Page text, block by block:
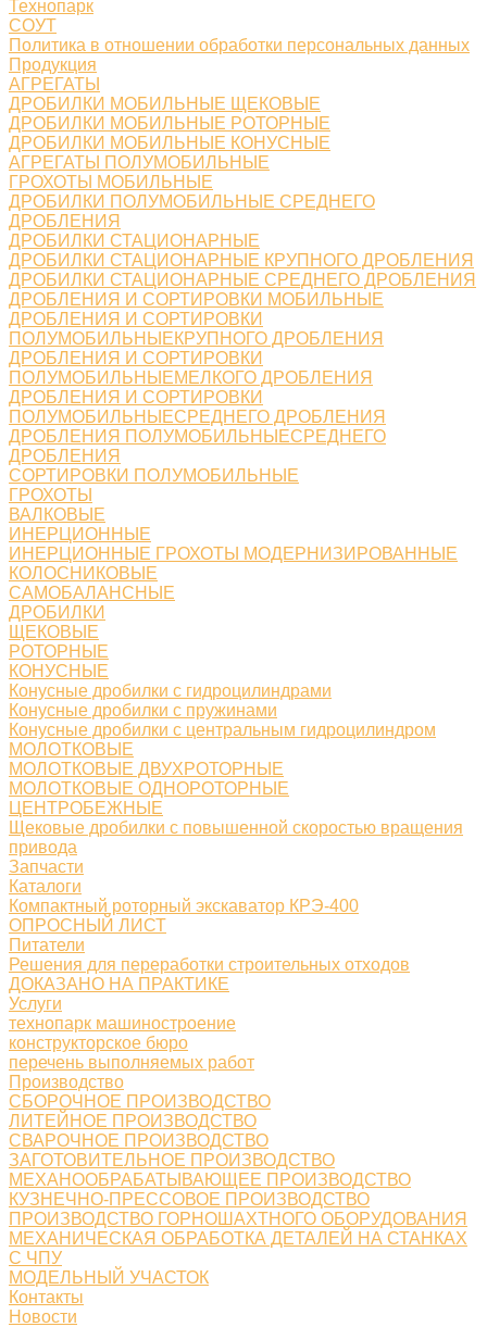
Технопарк
СОУТ
Политика в отношении обработки персональных данных
Продукция
АГРЕГАТЫ
ДРОБИЛКИ МОБИЛЬНЫЕ ЩЕКОВЫЕ
ДРОБИЛКИ МОБИЛЬНЫЕ РОТОРНЫЕ
ДРОБИЛКИ МОБИЛЬНЫЕ КОНУСНЫЕ
АГРЕГАТЫ ПОЛУМОБИЛЬНЫЕ
ГРОХОТЫ МОБИЛЬНЫЕ
ДРОБИЛКИ ПОЛУМОБИЛЬНЫЕ СРЕДНЕГО
ДРОБЛЕНИЯ
ДРОБИЛКИ СТАЦИОНАРНЫЕ
ДРОБИЛКИ СТАЦИОНАРНЫЕ КРУПНОГО ДРОБЛЕНИЯ
ДРОБИЛКИ СТАЦИОНАРНЫЕ СРЕДНЕГО ДРОБЛЕНИЯ
ДРОБЛЕНИЯ И СОРТИРОВКИ МОБИЛЬНЫЕ
ДРОБЛЕНИЯ И СОРТИРОВКИ
ПОЛУМОБИЛЬНЫЕКРУПНОГО ДРОБЛЕНИЯ
ДРОБЛЕНИЯ И СОРТИРОВКИ
ПОЛУМОБИЛЬНЫЕМЕЛКОГО ДРОБЛЕНИЯ
ДРОБЛЕНИЯ И СОРТИРОВКИ
ПОЛУМОБИЛЬНЫЕСРЕДНЕГО ДРОБЛЕНИЯ
ДРОБЛЕНИЯ ПОЛУМОБИЛЬНЫЕСРЕДНЕГО
ДРОБЛЕНИЯ
СОРТИРОВКИ ПОЛУМОБИЛЬНЫЕ
ГРОХОТЫ
ВАЛКОВЫЕ
ИНЕРЦИОННЫЕ
ИНЕРЦИОННЫЕ ГРОХОТЫ МОДЕРНИЗИРОВАННЫЕ
КОЛОСНИКОВЫЕ
САМОБАЛАНСНЫЕ
ДРОБИЛКИ
ЩЕКОВЫЕ
РОТОРНЫЕ
КОНУСНЫЕ
Конусные дробилки с гидроцилиндрами
Конусные дробилки с пружинами
Конусные дробилки с центральным гидроцилиндром
МОЛОТКОВЫЕ
МОЛОТКОВЫЕ ДВУХРОТОРНЫЕ
МОЛОТКОВЫЕ ОДНОРОТОРНЫЕ
ЦЕНТРОБЕЖНЫЕ
Щековые дробилки с повышенной скоростью вращения
привода
Запчасти
Каталоги
Компактный роторный экскаватор КРЭ-400
ОПРОСНЫЙ ЛИСТ
Питатели
Решения для переработки строительных отходов
ДОКАЗАНО НА ПРАКТИКЕ
Услуги
технопарк машиностроение
конструкторское бюро
перечень выполняемых работ
Производство
СБОРОЧНОЕ ПРОИЗВОДСТВО
ЛИТЕЙНОЕ ПРОИЗВОДСТВО
СВАРОЧНОЕ ПРОИЗВОДСТВО
ЗАГОТОВИТЕЛЬНОЕ ПРОИЗВОДСТВО
МЕХАНООБРАБАТЫВАЮЩЕЕ ПРОИЗВОДСТВО
КУЗНЕЧНО-ПРЕССОВОЕ ПРОИЗВОДСТВО
ПРОИЗВОДСТВО ГОРНОШАХТНОГО ОБОРУДОВАНИЯ
МЕХАНИЧЕСКАЯ ОБРАБОТКА ДЕТАЛЕЙ НА СТАНКАХ
С ЧПУ
МОДЕЛЬНЫЙ УЧАСТОК
Контакты
Новости